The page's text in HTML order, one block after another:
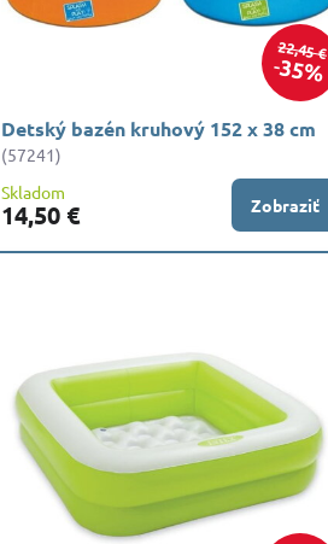
22,45 €
35%
Detský bazén kruhový 152 x 38 cm
(57241)
Skladom
14,50 € Zobraziť